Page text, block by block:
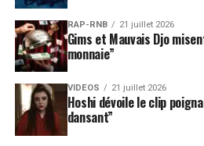
RAP-RNB 21 juillet 2026
Gims et Mauvais Djo
monnaie”
VIDEOS 21 juillet 2026
Hoshi dévoile le clip
dansant”